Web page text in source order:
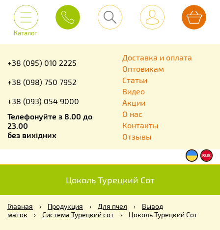
Каталог
+38 (095) 010 2225
+38 (098) 750 7952
+38 (093) 054 9000
Телефонуйте з 8.00 до
23.00
без вихідних
Доставка и оплата
Оптовикам
Статьи
Видео
Акции
О нас
Контакты
Отзывы
Цоколь Турецкий Сот
Главная › Продукция › Для пчел ›
Вывод
маток
› Система Турецкий сот › Цоколь Турецкий Сот